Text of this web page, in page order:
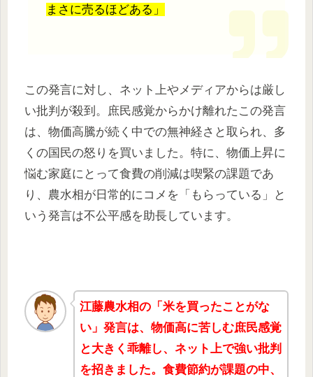
まさに売るほどある」
この発言に対し、ネット上やメディアからは厳し
い批判が殺到。庶民感覚からかけ離れたこの発言
は、物価高騰が続く中での無神経さと取られ、多
くの国民の怒りを買いました。特に、物価上昇に
悩む家庭にとって食費の削減は喫緊の課題であ
り、農水相が日常的にコメを「もらっている」と
いう発言は不公平感を助長しています。
江藤農水相の「米を買ったことがな
い」発言は、物価高に苦しむ庶民感覚
と大きく乖離し、ネット上で強い批判
を招きました。食費節約が課題の中、